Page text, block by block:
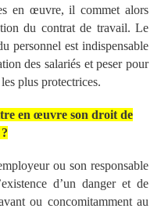
en œuvre, il commet alors
du contrat de travail. Le
personnel est indispensable
des salariés et peser pour
plus protectrices.
en œuvre son droit de
ou son responsable
d’un danger et de
ou concomitamment au